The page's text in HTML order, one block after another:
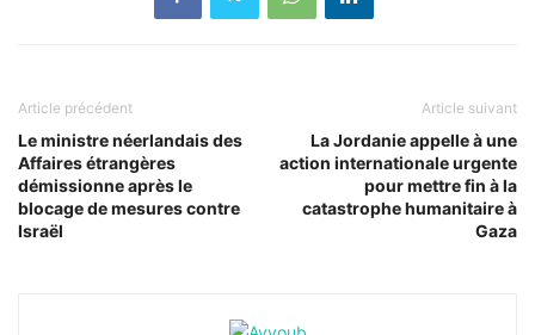
Article précédent
Le ministre néerlandais des
Affaires étrangères
démissionne après le
blocage de mesures contre
Israël
Article suivant
La Jordanie appelle à une
action internationale urgente
pour mettre fin à la
catastrophe humanitaire à
Gaza